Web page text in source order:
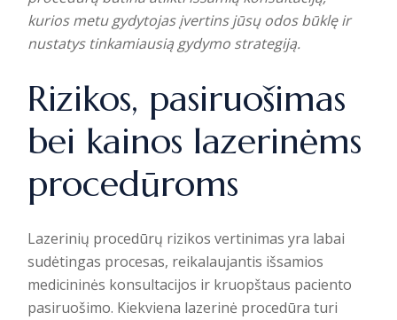
kurios metu gydytojas įvertins jūsų odos būklę ir
nustatys tinkamiausią gydymo strategiją.
Rizikos, pasiruošimas
bei kainos lazerinėms
procedūroms
Lazerinių procedūrų rizikos vertinimas yra labai
sudėtingas procesas, reikalaujantis išsamios
medicininės konsultacijos ir kruopštaus paciento
pasiruošimo. Kiekviena lazerinė procedūra turi